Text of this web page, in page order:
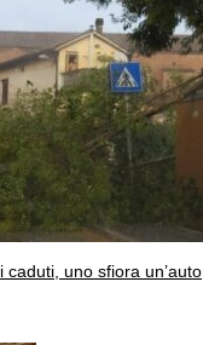
caduti, uno sfiora un’auto